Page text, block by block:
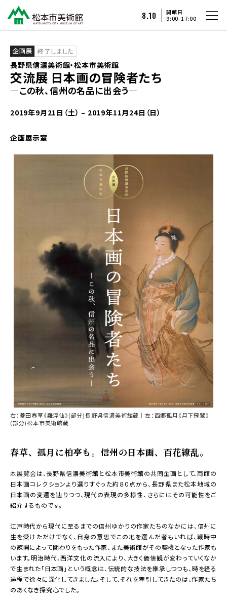
8.10
開館日
9:00-17:00
企画展 終了しました
長野県信濃美術館・松本市美術館
交流展 日本画の冒険者たち
—この秋、信州の名品に出会う—
2019年9月21日（土） – 2019年11月24日（日）
企画展示室
右：菱田春草《羅浮仙》(部分)長野県信濃美術館蔵｜左：西郷孤月《月下飛鷺》
(部分)松本市美術館蔵
春草、孤月に柏亭も。信州の日本画、百花繚乱。
本展覧会は、長野県信濃美術館と松本市美術館の共同企画として、両館の
日本画コレクションより選りすぐった約８０点から、長野県また松本地域の
日本画の変遷を辿りつつ、現代の表現の多様性、さらにはその可能性をご
紹介するものです。
江戸時代から現代に至るまでの信州ゆかりの作家たちのなかには、信州に
生を受けただけでなく、自身の意思でこの地を選んだ者もいれば、戦時中
の疎開によって関わりをもった作家、また美術館がその契機となった作家も
います。明治時代、西洋文化の流入により、大きく価値観が変わっていくなか
で生まれた「日本画」という概念は、伝統的な技法を継承しつつも、時を経る
過程で徐々に深化してきました。そして、それを牽引してきたのは、作家たち
のあくなき探究心でした。